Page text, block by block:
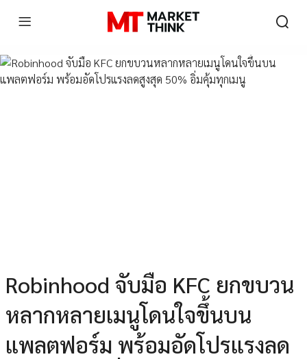
Robinhood จับมือ KFC ยกขบวน
หลากหลายเมนูโดนใจขึ้นบน
แพลตฟอร์ม พร้อมอัดโปรแรงลด